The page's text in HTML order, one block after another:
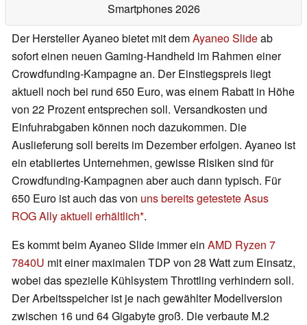
Smartphones 2026
Der Hersteller Ayaneo bietet mit demAyaneo Slideab
sofort einen neuen Gaming-Handheld im Rahmen einer
Crowdfunding-Kampagne an. Der Einstiegspreis liegt
aktuell noch bei rund 650 Euro, was einem Rabatt in Höhe
von 22 Prozent entsprechen soll. Versandkosten und
Einfuhrabgaben können noch dazukommen. Die
Auslieferung soll bereits im Dezember erfolgen. Ayaneo ist
ein etabliertes Unternehmen, gewisse Risiken sind für
Crowdfunding-Kampagnen aber auch dann typisch. Für
650 Euro ist auch das von uns bereits getesteteAsus
ROG Ally aktuell erhältlich .
Es kommt beim Ayaneo Slide immer ein AMD Ryzen 7
7840U mit einer maximalen TDP von 28 Watt zum Einsatz,
wobei das spezielle Kühlsystem Throttling verhindern soll.
Der Arbeitsspeicher ist je nach gewählter Modellversion
zwischen 16 und 64 Gigabyte groß. Die verbaute M.2